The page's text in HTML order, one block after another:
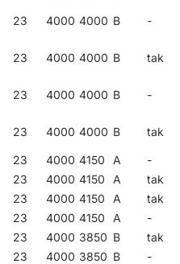
23 4000 4000 B -
23 4000 4000 B tak
23 4000 4000 B -
23 4000 4000 B tak
23 4000 4150 A -
23
4000 4150 A tak
23
4000 4150 A tak
23
4000 4150 A -
23
4000 3850 B tak
23
4000 3850 B -